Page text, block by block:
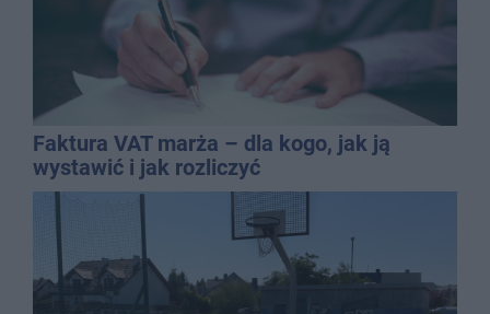
Faktura VAT marża – dla kogo, jak ją
wystawić i jak rozliczyć